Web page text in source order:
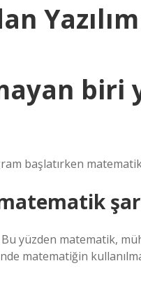
biri
başlatırken
yüzden matematik,
matematiğin